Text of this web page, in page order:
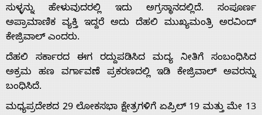
Home
About
Us
ಸುಳ್ಳನ್ನು ಹೇಳುವುದರಲ್ಲಿ ಇದು ಅಗ್ರಸ್ಥಾನದಲ್ಲಿದೆ. ಸಂಪೂರ್ಣ
ಅಪ್ರಾಮಾಣಿಕ ವ್ಯಕ್ತಿ ಇದ್ದರೆ ಅದು ದೆಹಲಿ ಮುಖ್ಯಮಂತ್ರಿ ಅರವಿಂದ್
ಕೇಜ್ರಿವಾಲ್ ಎಂದರು.
ದೆಹಲಿ ಸರ್ಕಾರದ ಈಗ ರದ್ದುಪಡಿಸಿದ ಮದ್ಯ ನೀತಿಗೆ ಸಂಬಂಧಿಸಿದ
ಅಕ್ರಮ ಹಣ ವರ್ಗಾವಣೆ ಪ್ರಕರಣದಲ್ಲಿ ಇಡಿ ಕೇಜ್ರಿವಾಲ್ ಅವರನ್ನು
ಬಂಧಿಸಿದೆ.
ಮಧ್ಯಪ್ರದೇಶದ 29 ಲೋಕಸಭಾ ಕ್ಷೇತ್ರಗಳಿಗೆ ಏಪ್ರಿಲ್ 19 ಮತ್ತು ಮೇ 13